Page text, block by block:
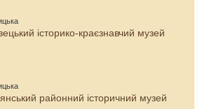
історико-краєзнавчий музей
районний історичний музей